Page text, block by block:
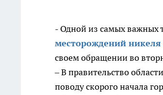
- Одной из самых важных
месторождений никеля
своем обращении во
– В правительство
поводу скорого начала